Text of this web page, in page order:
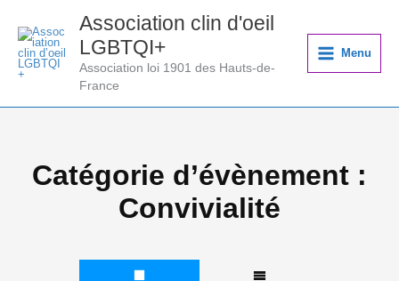
contenu
Association clin d'oeil
LGBTQI+
Association loi 1901 des Hauts-de-
France
Menu
Catégorie d’évènement :
Convivialité